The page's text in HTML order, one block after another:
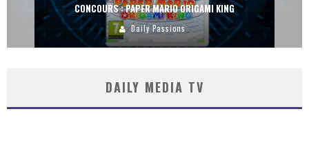
CONCOURS : PAPER MARIO ORIGAMI KING
Daily Passions
DAILY MEDIA TV